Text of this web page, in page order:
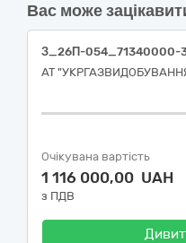
Вас може
АТ
Очікувана вартість
1 116 000,00 UAH
з ПДВ